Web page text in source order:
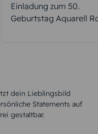
Einladung zum 50.
Geburtstag Aquarell
dein Lieblingsbild
Statements auf
gestaltbar.